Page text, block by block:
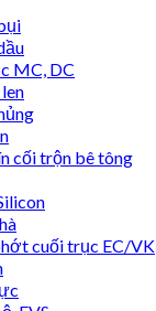
MC, DC
cối trộn bê tông
cuối trục EC/VK